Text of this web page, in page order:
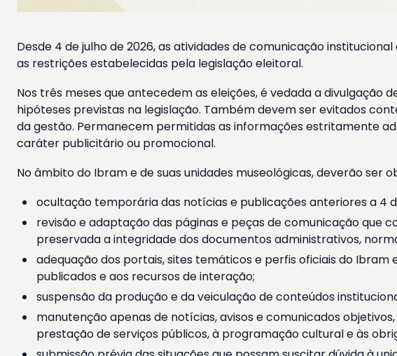
Desde 4 de julho de 2026, as atividades de comunicação
as restrições estabelecidas pela legislação eleitoral.
Nos três meses que antecedem as eleições, é vedada a divulgação
hipóteses previstas na legislação. Também devem ser evitados
da gestão. Permanecem permitidas as informações estritamente
caráter publicitário ou promocional.
No âmbito do Ibram e de suas unidades museológicas, deverão ser
ocultação temporária das notícias e publicações anteriores a 4
revisão e adaptação das páginas e peças de comunicação que
preservada a integridade dos documentos administrativos,
adequação dos portais, sites temáticos e perfis oficiais do Ibram
publicados e aos recursos de interação;
suspensão da produção e da veiculação de conteúdos
manutenção apenas de notícias, avisos e comunicados
prestação de serviços públicos, à programação cultural e às